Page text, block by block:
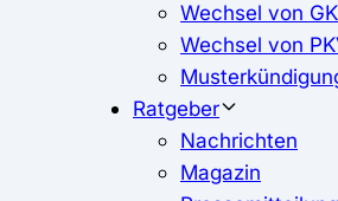
Wechsel von
Wechsel von
Ratgeber
Nachrichten
Magazin